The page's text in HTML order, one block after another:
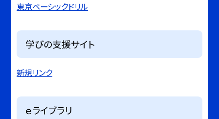
東京ベーシックドリル
学びの支援サイト
新規リンク
ｅライブラリ